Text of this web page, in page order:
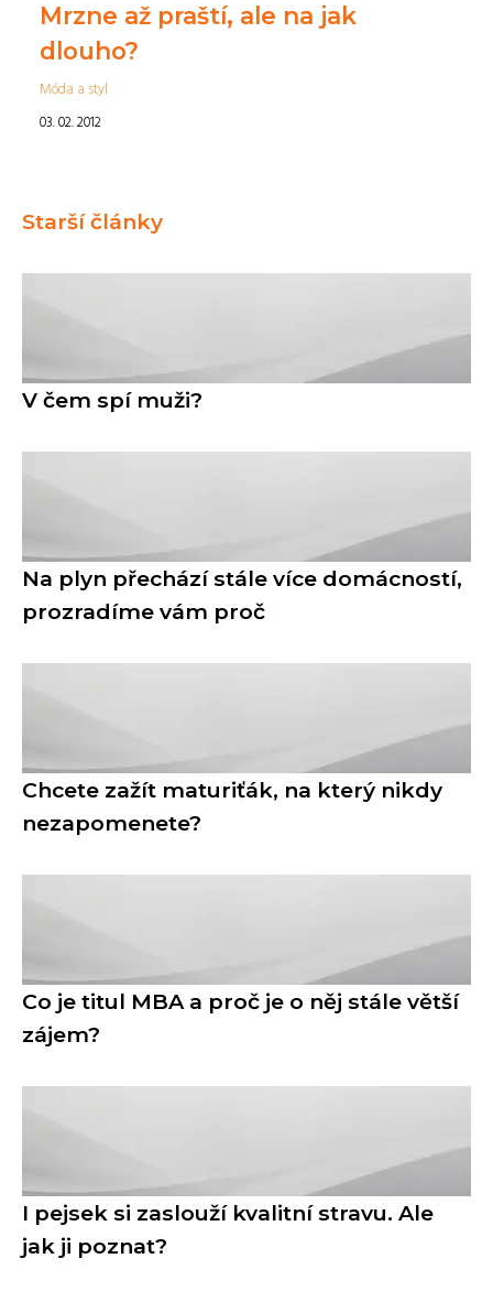
Mrzne až praští, ale na jak
dlouho?
Móda a styl
03. 02. 2012
Starší články
V čem spí muži?
Na plyn přechází stále více domácností,
prozradíme vám proč
Chcete zažít maturiťák, na který nikdy
nezapomenete?
Co je titul MBA a proč je o něj stále větší
zájem?
I pejsek si zaslouží kvalitní stravu. Ale
jak ji poznat?